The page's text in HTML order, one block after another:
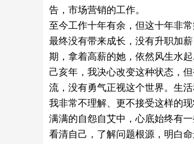
告，市场营销的工作。
至今工作十年有余，但这十年非
最终没有带来成长，没有升职加
期，拿着高薪的她，依然风生水
己亥年，我决心改变这种状态，
流，没有勇气正视这个世界。生
我非常不理解、更不接受这样的
满满的自怨自艾中，心底始终有
看清自己，了解问题根源，明白